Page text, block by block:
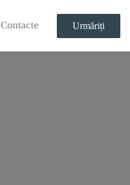
Contacte Urmăriți